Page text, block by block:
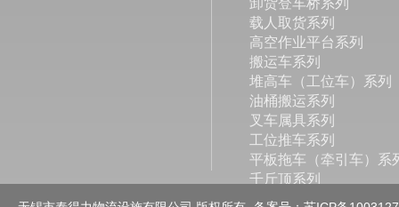
卸货登车桥系列
载人取货系列
高空作业平台系列
搬运车系列
堆高车（工位车）系列
油桶搬运系列
叉车属具系列
工位推车系列
平板拖车（牵引车）系
千斤顶系列
滑动轮（拖辊）及其它